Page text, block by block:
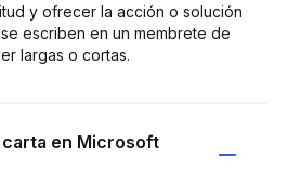
y ofrecer la acción o solución
escriben en un membrete de
largas o cortas.
carta en Microsoft